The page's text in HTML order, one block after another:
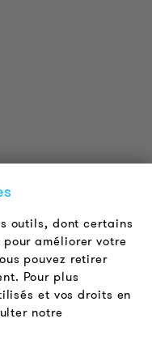
outils, dont certains
améliorer votre
pouvez retirer
Pour plus
et vos droits en
notre